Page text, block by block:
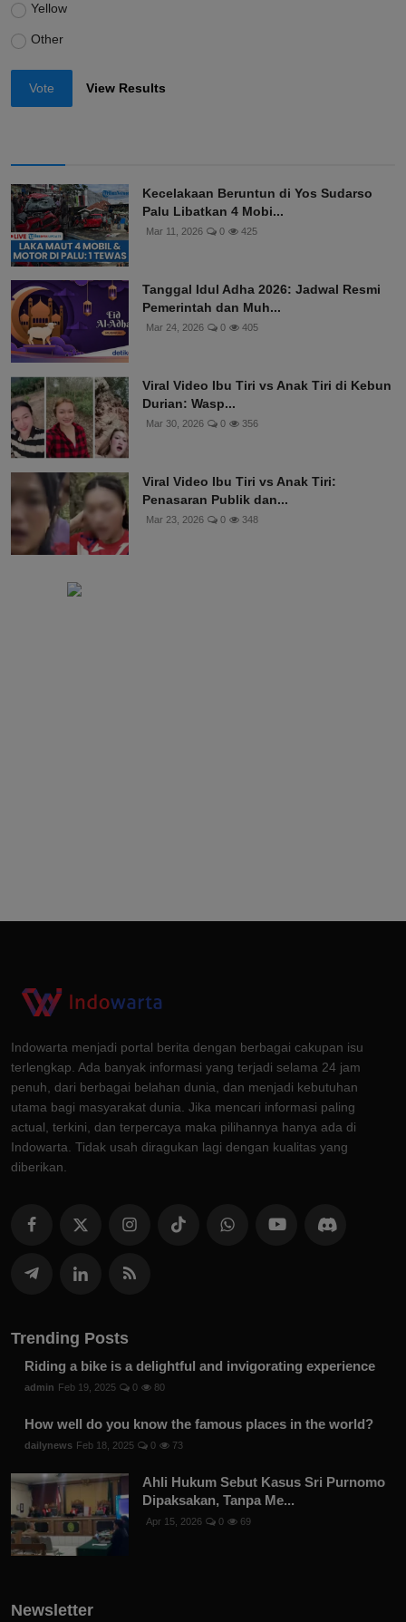
Yellow
Other
Vote View Results
Kecelakaan Beruntun di Yos Sudarso
Palu Libatkan 4 Mobi...
Mar 11, 2026 0 425
Tanggal Idul Adha 2026: Jadwal Resmi
Pemerintah dan Muh...
Mar 24, 2026 0 405
Viral Video Ibu Tiri vs Anak Tiri di Kebun
Durian: Wasp...
Mar 30, 2026 0 356
Viral Video Ibu Tiri vs Anak Tiri:
Penasaran Publik dan...
Mar 23, 2026 0 348
Indowarta menjadi portal berita dengan berbagai cakupan isu
terlengkap. Ada banyak informasi yang terjadi selama 24 jam
penuh, dari berbagai belahan dunia, dan menjadi kebutuhan
utama bagi masyarakat dunia. Jika mencari informasi paling
actual, terkini, dan terpercaya maka pilihannya hanya ada di
Indowarta. Tidak usah diragukan lagi dengan kualitas yang
diberikan.
Trending Posts
Riding a bike is a delightful and invigorating experience
admin Feb 19, 2025 0 80
How well do you know the famous places in the world?
dailynews Feb 18, 2025 0 73
Ahli Hukum Sebut Kasus Sri Purnomo
Dipaksakan, Tanpa Me...
Apr 15, 2026 0 69
Newsletter